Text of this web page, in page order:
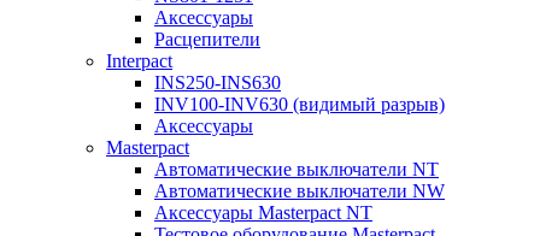
Аксессуары
Расцепители
Interpact
INS250-INS630
INV100-INV630 (видимый разрыв)
Аксессуары
Masterpact
Автоматические выключатели NT
Автоматические выключатели NW
Аксессуары Masterpact NT